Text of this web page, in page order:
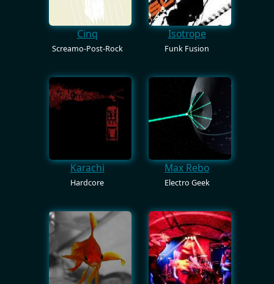
Cinq
Screamo-Post-Rock
Isotrope
Funk Fusion
Karachi
Hardcore
Max Rebo
Electro Geek